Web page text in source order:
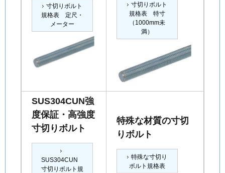
寸切りボルト
規格表 定尺・
メーター
寸切りボルト
規格表 特寸
（1000mm未
満）
SUS304CUN強
度保証・高強度
寸切りボルト
SUS304CUN
寸切りボルト規
特殊な材質の寸切
りボルト
特殊な寸切り
ボルト規格表